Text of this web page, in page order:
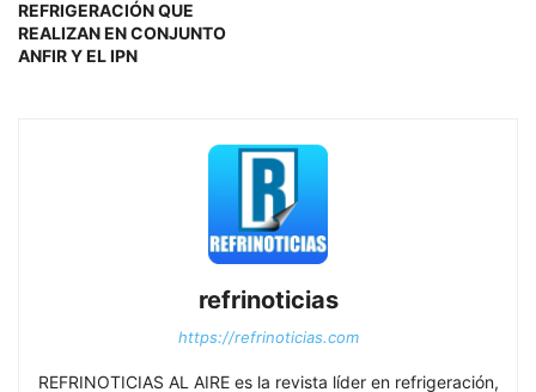
REFRIGERACIÓN QUE
REALIZAN EN CONJUNTO
ANFIR Y EL IPN
refrinoticias
https://refrinoticias.com
REFRINOTICIAS AL AIRE es la revista líder en refrigeración,